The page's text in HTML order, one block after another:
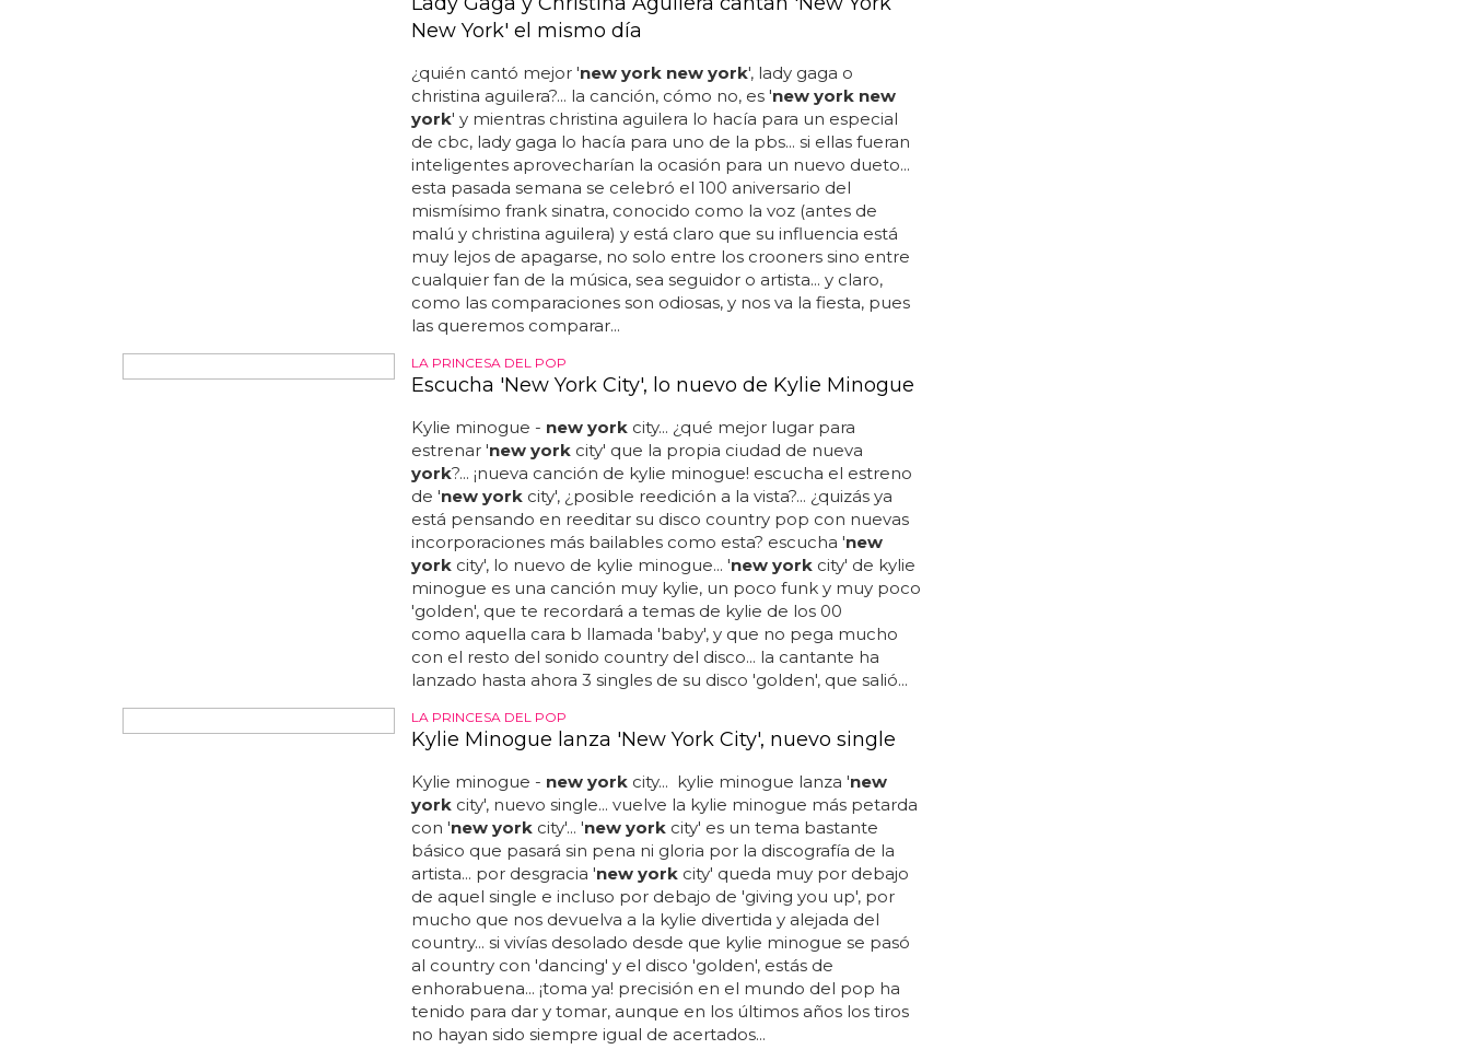
XTINA VS LADY GAGA
Lady Gaga y Christina Aguilera cantan 'New York
¿quién cantó mejor 'new york new york', lady gaga o
christina aguilera?... la canción, cómo no, es 'new york new
york' y mientras christina aguilera lo hacía para un especial
de cbc, lady gaga lo hacía para uno de la pbs... si ellas fueran
inteligentes aprovecharían la ocasión para un nuevo dueto...
esta pasada semana se celebró el 100 aniversario del
mismísimo frank sinatra, conocido como la voz (antes de
malú y christina aguilera) y está claro que su influencia está
muy lejos de apagarse, no solo entre los crooners sino entre
cualquier fan de la música, sea seguidor o artista... y claro,
como las comparaciones son odiosas, y nos va la fiesta, pues
LA PRINCESA DEL POP
Kylie minogue -new yorkcity... ¿qué mejor lugar para
estrenar 'new yorkcity' que la propia ciudad de nueva
york?... ¡nueva canción de kylie minogue! escucha el estreno
de 'new yorkcity', ¿posible reedición a la vista?... ¿quizás ya
está pensando en reeditar su disco country pop con nuevas
incorporaciones más bailables como esta? escucha 'new
yorkcity', lo nuevo de kylie minogue... ' new yorkcity' de kylie
minogue es una canción muy kylie, un poco funk y muy poco
'golden', que te recordará a temas de kylie de los 00
como aquella cara b llamada 'baby', y que no pega mucho
con el resto del sonido country del disco... la cantante ha
LA PRINCESA DEL POP
Kylie minogue - new yorkcity... kylie minogue lanza ' new
yorkcity', nuevo single... vuelve la kylie minogue más petarda
con 'new yorkcity'... 'new yorkcity' es un tema bastante
básico que pasará sin pena ni gloria por la discografía de la
artista... por desgracia 'new yorkcity' queda muy por debajo
de aquel single e incluso por debajo de 'giving you up', por
mucho que nos devuelva a la kylie divertida y alejada del
country... si vivías desolado desde que kylie minogue se pasó
al country con 'dancing' y el disco 'golden', estás de
enhorabuena... ¡toma ya! precisión en el mundo del pop ha
tenido para dar y tomar, aunque en los últimos años los tiros